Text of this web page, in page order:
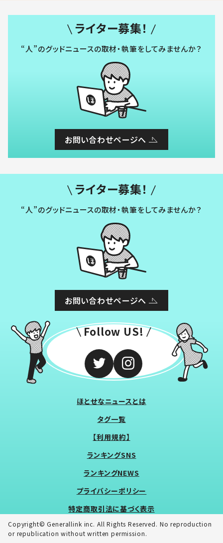
ライター募集！
“人”のグッドニュースの取材・執筆をしてみませんか？
お問い合わせページへ
ライター募集！
“人”のグッドニュースの取材・執筆をしてみませんか？
お問い合わせページへ
Follow US!
ほとせなニュースとは
タグ一覧
【利用規約】
ランキングSNS
ランキングNEWS
プライバシーポリシー
特定商取引法に基づく表示
Copyright© Generallink inc. All Rights Reserved. No reproduction
or republication without written permission.